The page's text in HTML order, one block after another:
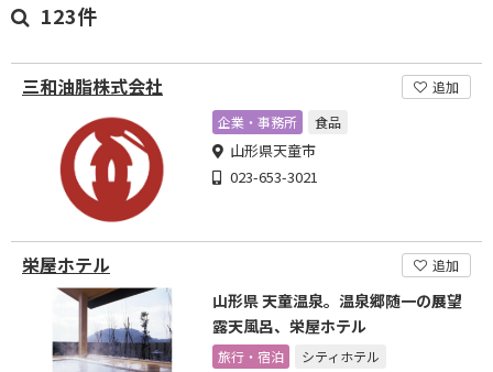
123件
三和油脂株式会社
追加
企業・事務所
食品
山形県天童市
023-653-3021
栄屋ホテル 追加
山形県 天童温泉。温泉郷随一の展望
露天風呂、栄屋ホテル
旅行・宿泊 シティホテル